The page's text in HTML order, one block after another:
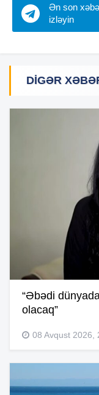
Ən son
izləyin
DIGƏR
“Əbədi
olacaq”
08 Avqust 2026,